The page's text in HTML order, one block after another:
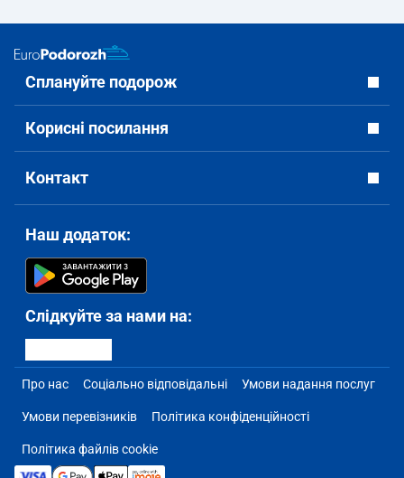
Сплануйте подорож
Корисні посилання
Контакт
Наш додаток:
Слідкуйте за нами на:
Про нас Соціально відповідальні Умови надання послуг
Умови перевізників Політика конфіденційності
Політика файлів cookie